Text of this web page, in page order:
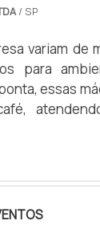
/ SP
variam de
para
essas